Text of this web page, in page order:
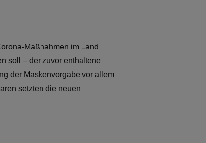
Maßnahmen im Land
soll – der zuvor enthaltene
der Maskenvorgabe vor allem
setzten die neuen